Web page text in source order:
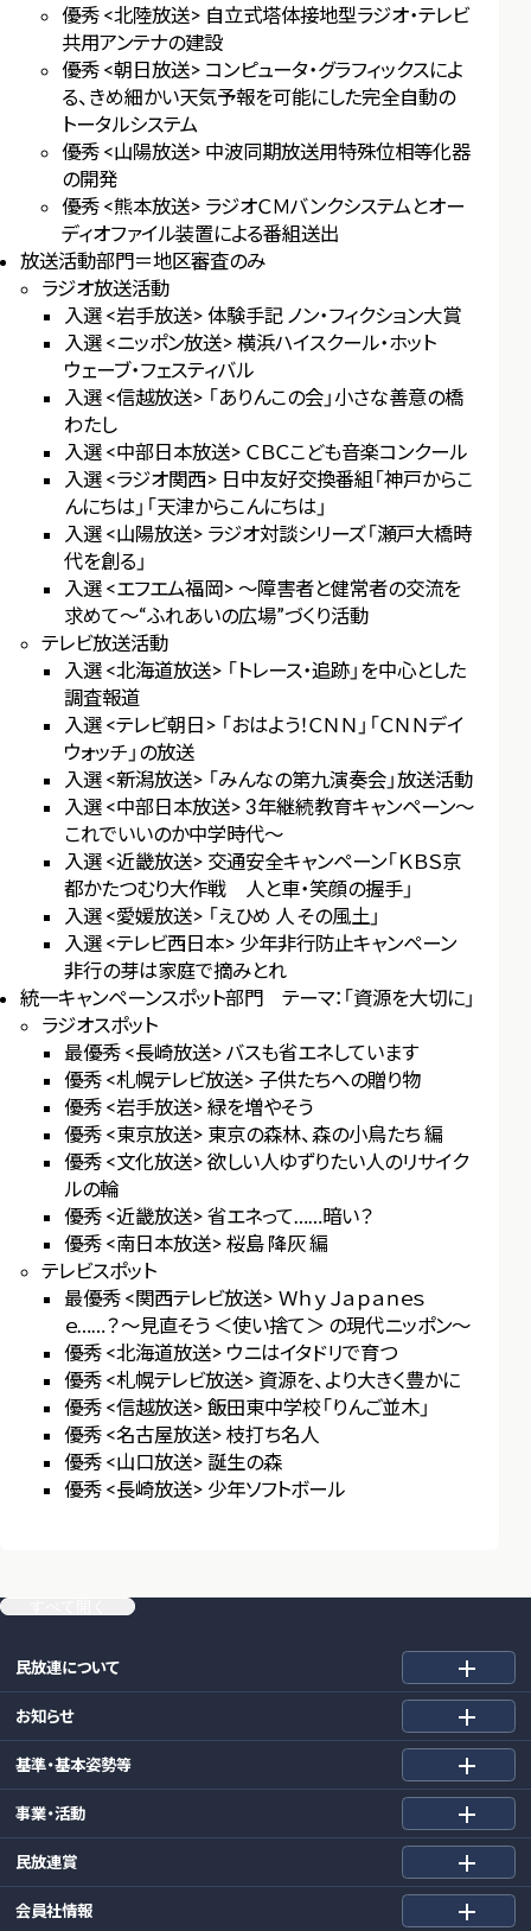
優秀 <北陸放送> 自立式塔体接地型ラジオ・テレビ
共用アンテナの建設
優秀 <朝日放送> コンピュータ・グラフィックスによ
る、きめ細かい天気予報を可能にした完全自動の
トータルシステム
優秀 <山陽放送> 中波同期放送用特殊位相等化器
の開発
優秀 <熊本放送> ラジオＣＭバンクシステムとオー
ディオファイル装置による番組送出
放送活動部門＝地区審査のみ
ラジオ放送活動
入選 <岩手放送> 体験手記 ノン・フィクション大賞
入選 <ニッポン放送> 横浜ハイスクール・ホット
ウェーブ・フェスティバル
入選 <信越放送> 「ありんこの会」小さな善意の橋
わたし
入選 <中部日本放送> ＣＢＣこども音楽コンクール
入選 <ラジオ関西> 日中友好交換番組「神戸からこ
んにちは」「天津からこんにちは」
入選 <山陽放送> ラジオ対談シリーズ「瀬戸大橋時
代を創る」
入選 <エフエム福岡> ～障害者と健常者の交流を
求めて～“ふれあいの広場”づくり活動
テレビ放送活動
入選 <北海道放送> 「トレース・追跡」を中心とした
調査報道
入選 <テレビ朝日> 「おはよう！ＣＮＮ」「ＣＮＮデイ
ウォッチ」の放送
入選 <新潟放送> 「みんなの第九演奏会」放送活動
入選 <中部日本放送> 3年継続教育キャンペーン～
これでいいのか中学時代～
入選 <近畿放送> 交通安全キャンペーン「ＫＢＳ京
都かたつむり大作戦 人と車・笑顔の握手」
入選 <愛媛放送> 「えひめ 人 その風土」
入選 <テレビ西日本> 少年非行防止キャンペーン
非行の芽は家庭で摘みとれ
統一キャンペーンスポット部門 テーマ：「資源を大切に」
ラジオスポット
最優秀 <長崎放送> バスも省エネしています
優秀 <札幌テレビ放送> 子供たちへの贈り物
優秀 <岩手放送> 緑を増やそう
優秀 <東京放送> 東京の森林、森の小鳥たち 編
優秀 <文化放送> 欲しい人ゆずりたい人のリサイク
ルの輪
優秀 <近畿放送> 省エネって……暗い？
優秀 <南日本放送> 桜島 降灰 編
テレビスポット
最優秀 <関西テレビ放送> Ｗｈｙ Ｊａｐａｎｅｓ
ｅ……？～見直そう ＜使い捨て＞ の現代ニッポン～
優秀 <北海道放送> ウニはイタドリで育つ
優秀 <札幌テレビ放送> 資源を、より大きく豊かに
優秀 <信越放送> 飯田東中学校「りんご並木」
優秀 <名古屋放送> 枝打ち名人
優秀 <山口放送> 誕生の森
優秀 <長崎放送> 少年ソフトボール
民放連について
お知らせ
基準・基本姿勢等
事業・活動
民放連賞
会員社情報